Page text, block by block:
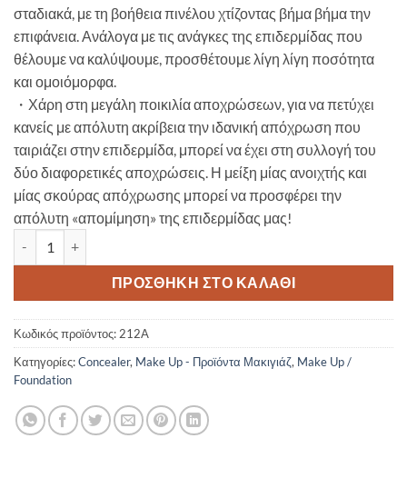
σταδιακά, με τη βοήθεια πινέλου χτίζοντας βήμα βήμα την
επιφάνεια. Ανάλογα με τις ανάγκες της επιδερμίδας που
θέλουμε να καλύψουμε, προσθέτουμε λίγη λίγη ποσότητα
και ομοιόμορφα.
・Χάρη στη μεγάλη ποικιλία αποχρώσεων, για να πετύχει
κανείς με απόλυτη ακρίβεια την ιδανική απόχρωση που
ταιριάζει στην επιδερμίδα, μπορεί να έχει στη συλλογή του
δύο διαφορετικές αποχρώσεις. Η μείξη μίας ανοιχτής και
μίας σκούρας απόχρωσης μπορεί να προσφέρει την
απόλυτη «απομίμηση» της επιδερμίδας μας!
ΠΡΟΣΘΉΚΗ ΣΤΟ ΚΑΛΆΘΙ
Κωδικός προϊόντος:212A
Κατηγορίες:Concealer, Make Up - Προϊόντα Μακιγιάζ, Make Up /
Foundation